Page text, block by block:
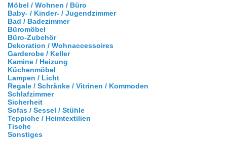
Möbel / Wohnen / Büro
Baby- / Kinder- / Jugendzimmer
Bad / Badezimmer
Büromöbel
Büro-Zubehör
Dekoration / Wohnaccessoires
Garderobe / Keller
Kamine / Heizung
Küchenmöbel
Lampen / Licht
Regale / Schränke / Vitrinen / Kommoden
Schlafzimmer
Sicherheit
Sofas / Sessel / Stühle
Teppiche / Heimtextilien
Tische
Sonstiges